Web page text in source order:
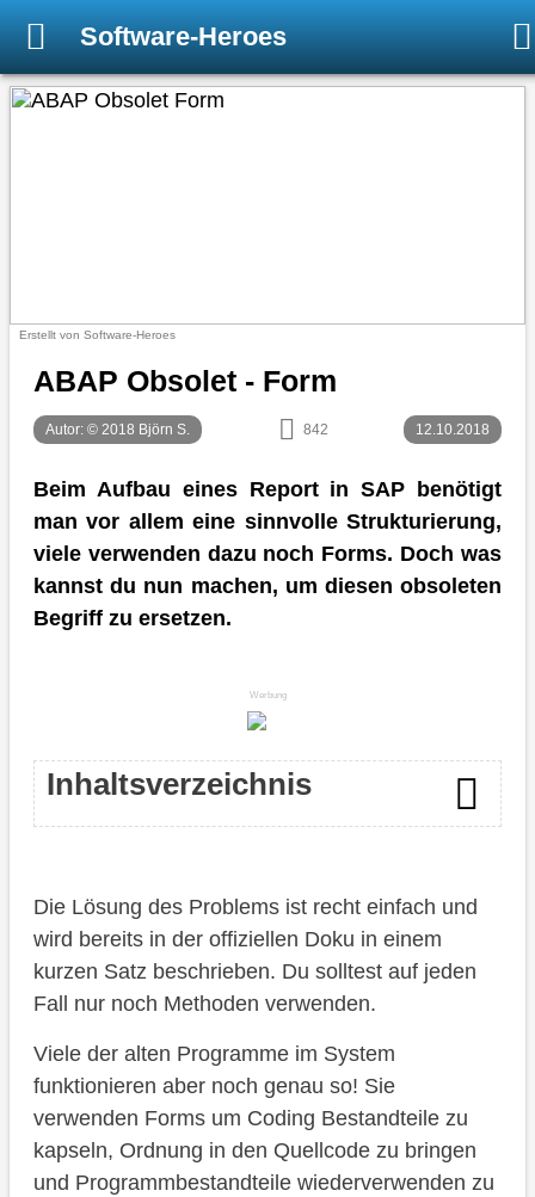
Software-Heroes
Erstellt von Software-Heroes
ABAP Obsolet - Form
Autor: © 2018 Björn S. 842 12.10.2018
Beim Aufbau eines Report in SAP benötigt
man vor allem eine sinnvolle Strukturierung,
viele verwenden dazu noch Forms. Doch was
kannst du nun machen, um diesen obsoleten
Begriff zu ersetzen.
Werbung
Inhaltsverzeichnis
Verwendung
Vorteile
Fazit
Die Lösung des Problems ist recht einfach und
wird bereits in der offiziellen Doku in einem
kurzen Satz beschrieben. Du solltest auf jeden
Fall nur noch Methoden verwenden.
Viele der alten Programme im System
funktionieren aber noch genau so! Sie
verwenden Forms um Coding Bestandteile zu
kapseln, Ordnung in den Quellcode zu bringen
und Programmbestandteile wiederverwenden zu